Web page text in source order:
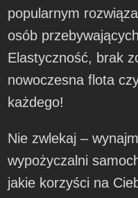
popularnym
osób
Elastyczność, brak
nowoczesna flota
każdego!
Nie zwlekaj –
wypożyczalni
jakie korzyści na